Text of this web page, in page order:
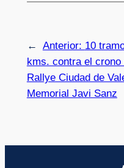
← Anterior: 10
kms. contra el crono
Rallye Ciudad de
Memorial Javi Sanz